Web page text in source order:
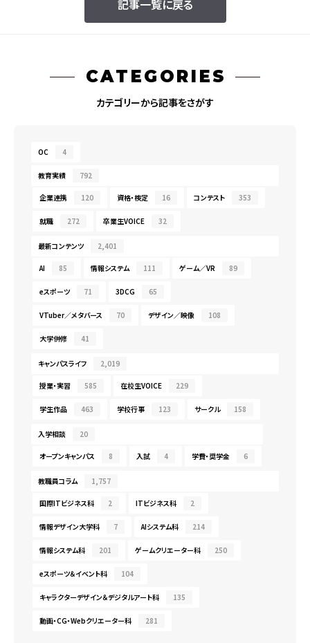
記事一覧に戻る
CATEGORIES
カテゴリーから記事をさがす
OC 4
教育実績 792
企業連携 120 資格・検定 16 コンテスト 353
就職 272 卒業生VOICE 32
最新コンテンツ 2,401
AI 85 情報システム 111 ゲーム／VR 89
eスポーツ 71 3DCG 65
VTuber／メタバース 70 デザイン／映像 108
大学併修 41
キャンパスライフ 2,019
授業・実習 585 在校生VOICE 229
学生作品 463 学校行事 123 サークル 158
入学相談 20
オープンキャンパス 8 入試 4 学費・奨学金 6
教職員コラム 1,757
国際ITビジネス科 2 ITビジネス科 2
情報デザイン大学科 7 AIシステム科 214
情報システム科 201 ゲームクリエーター科 250
eスポーツ＆イベント科 104
キャラクターデザイン＆デジタルアート科 135
動画・CG・Webクリエーター科 281